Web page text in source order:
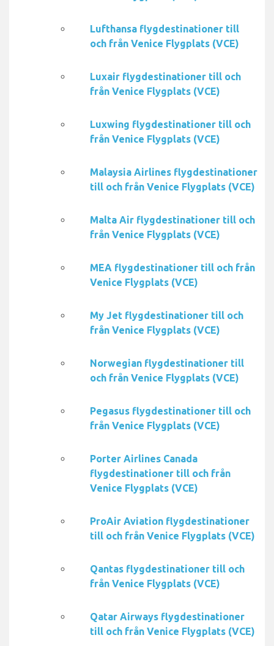
Lufthansa flygdestinationer till
och från Venice Flygplats (VCE)
Luxair flygdestinationer till och
från Venice Flygplats (VCE)
Luxwing flygdestinationer till och
från Venice Flygplats (VCE)
Malaysia Airlines flygdestinationer
till och från Venice Flygplats (VCE)
Malta Air flygdestinationer till och
från Venice Flygplats (VCE)
MEA flygdestinationer till och från
Venice Flygplats (VCE)
My Jet flygdestinationer till och
från Venice Flygplats (VCE)
Norwegian flygdestinationer till
och från Venice Flygplats (VCE)
Pegasus flygdestinationer till och
från Venice Flygplats (VCE)
Porter Airlines Canada
flygdestinationer till och från
Venice Flygplats (VCE)
ProAir Aviation flygdestinationer
till och från Venice Flygplats (VCE)
Qantas flygdestinationer till och
från Venice Flygplats (VCE)
Qatar Airways flygdestinationer
till och från Venice Flygplats (VCE)